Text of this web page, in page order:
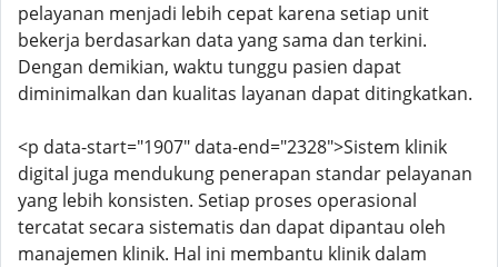
pelayanan menjadi lebih cepat karena setiap unit
bekerja berdasarkan data yang sama dan terkini.
Dengan demikian, waktu tunggu pasien dapat
diminimalkan dan kualitas layanan dapat ditingkatkan.
<p data-start="1907" data-end="2328">Sistem klinik
digital juga mendukung penerapan standar pelayanan
yang lebih konsisten. Setiap proses operasional
tercatat secara sistematis dan dapat dipantau oleh
manajemen klinik. Hal ini membantu klinik dalam